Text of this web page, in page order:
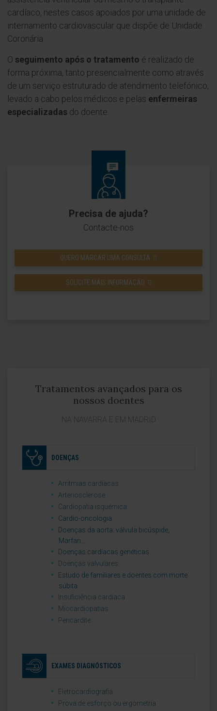
cardíaco, nestes casos apoiados por uma unidade de
internamento cardiovascular que dispõe de Unidade
Coronária.
O seguimento após o tratamento é realizado de
forma próxima, tanto presencialmente como através
de um serviço estruturado de atendimento telefónico,
levado a cabo pelos médicos e pelas enfermeiras
especializadas do doente.
Precisa de ajuda?
Contacte-nos
QUERO MARCAR UMA CONSULTA
SOLICITE MAIS INFORMAÇÃO
Tratamentos avançados para os
nossos doentes
NA NAVARRA E EM MADRID
DOENÇAS
Arritmias cardíacas
Arteriosclerose
Cardiopatia isquémica
Cardio-oncologia
Doenças da aorta: válvula bicúspide,
Marfan...
Doenças cardíacas genéticas
Doenças valvulares
Estudo de familiares e doentes com morte
súbita
Insuficiência cardíaca
Miocardiopatias
Pericardite
EXAMES DIAGNÓSTICOS
Eletrocardiografia
Prova de esforço ou ergometria